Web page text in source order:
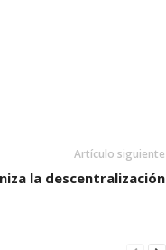
Artículo siguiente
la descentralización